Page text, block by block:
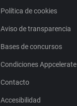
Política de cookies
Aviso de transparencia
Bases de concursos
Condiciones Appcelerate
Contacto
Accesibilidad